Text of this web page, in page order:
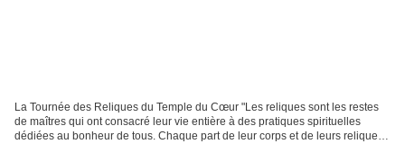
La Tournée des Reliques du Temple du Cœur "Les reliques sont les restes
de maîtres qui ont consacré leur vie entière à des pratiques spirituelles
dédiées au bonheur de tous. Chaque part de leur corps et de leurs reliques